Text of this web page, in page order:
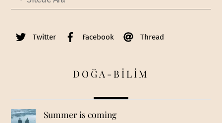
Twitter Facebook Thread
DOĞA-BİLİM
Summer is coming